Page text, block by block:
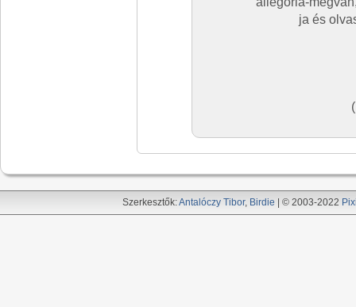
ja és
Szerkesztők:Antalóczy Tibor, Birdie | © 2003-2022